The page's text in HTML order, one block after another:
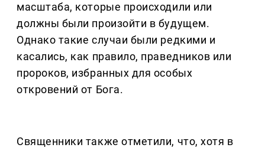
масштаба, которые происходили или
должны были произойти в будущем.
Однако такие случаи были редкими и
касались, как правило, праведников или
пророков, избранных для особых
откровений от Бога.
Священники также отметили, что, хотя в